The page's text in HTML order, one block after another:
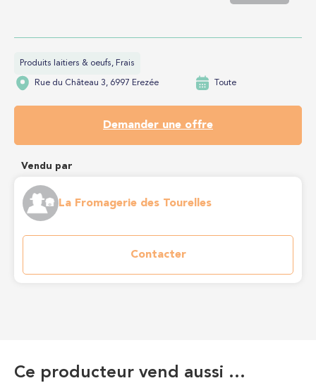
Produits laitiers & oeufs, Frais
Rue du Château 3, 6997 Erezée Toute
Demander une offre
Vendu par
La Fromagerie des Tourelles
Contacter
Ce producteur vend aussi …